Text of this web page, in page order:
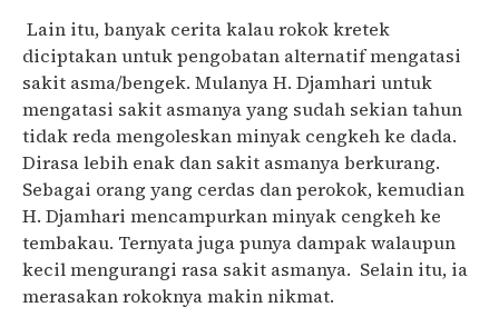
Lain itu, banyak cerita kalau rokok kretek
diciptakan untuk pengobatan alternatif mengatasi
sakit asma/bengek. Mulanya H. Djamhari untuk
mengatasi sakit asmanya yang sudah sekian tahun
tidak reda mengoleskan minyak cengkeh ke dada.
Dirasa lebih enak dan sakit asmanya berkurang.
Sebagai orang yang cerdas dan perokok, kemudian
H. Djamhari mencampurkan minyak cengkeh ke
tembakau. Ternyata juga punya dampak walaupun
kecil mengurangi rasa sakit asmanya. Selain itu, ia
merasakan rokoknya makin nikmat.